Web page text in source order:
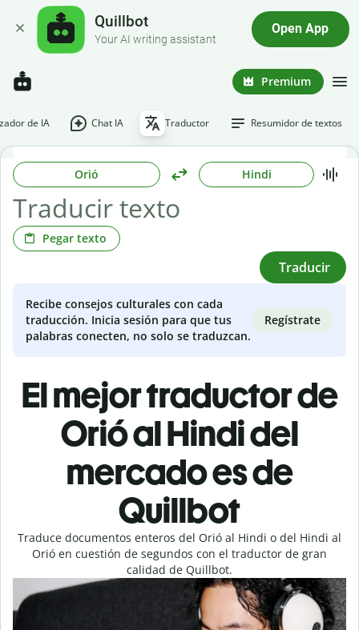
Quillbot
Your AI writing assistant
Open App
Premium
de IA Chat IA Traductor Resumidor de textos
Orió Hindi
Pegar texto
Traducir
Recibe consejos culturales con cada
traducción. Inicia sesión para que tus
palabras conecten, no solo se traduzcan.
Regístrate
El mejor traductor de
Orió al Hindi del
mercado es de
Quillbot
Traduce documentos enteros del Orió al Hindi o del Hindi al
Orió en cuestión de segundos con el traductor de gran
calidad de Quillbot.